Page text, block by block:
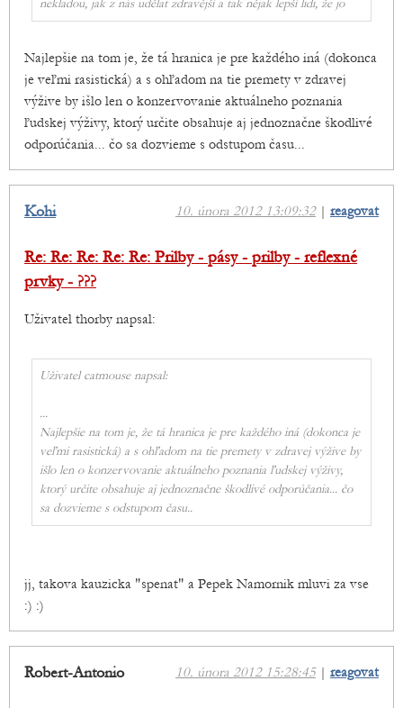
nekladou, jak z nás udělat zdravější a tak nějak lepší lidi, že jo
Najlepšie na tom je, že tá hranica je pre každého iná (dokonca
je veľmi rasistická) a s ohľadom na tie premety v zdravej
výžive by išlo len o konzervovanie aktuálneho poznania
ľudskej výživy, ktorý určite obsahuje aj jednoznačne škodlivé
odporúčania... čo sa dozvieme s odstupom času...
10. února 2012 13:09:32| reagovat
Kohi
Re: Re: Re: Re: Re: Prilby - pásy - prilby - reflexné
prvky - ???
Uživatel thorby napsal:
Uživatel catmouse napsal:
...
Najlepšie na tom je, že tá hranica je pre každého iná (dokonca je
veľmi rasistická) a s ohľadom na tie premety v zdravej výžive by
išlo len o konzervovanie aktuálneho poznania ľudskej výživy,
ktorý určite obsahuje aj jednoznačne škodlivé odporúčania... čo
sa dozvieme s odstupom času..
jj, takova kauzicka "spenat" a Pepek Namornik mluvi za vse
:) :)
10. února 2012 15:28:45| reagovat
Robert-Antonio